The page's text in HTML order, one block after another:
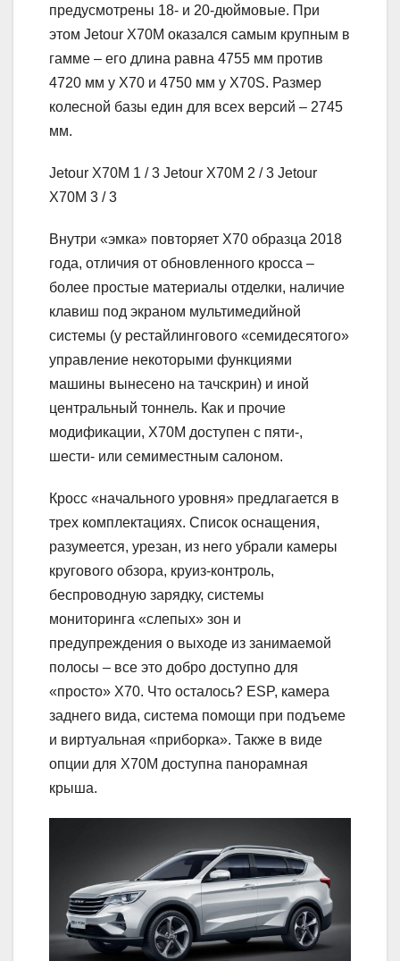
предусмотрены 18- и 20-дюймовые. При
этом Jetour X70M оказался самым крупным в
гамме – его длина равна 4755 мм против
4720 мм у X70 и 4750 мм у X70S. Размер
колесной базы един для всех версий – 2745
мм.
Jetour X70M 1 / 3 Jetour X70M 2 / 3 Jetour
X70M 3 / 3
Внутри «эмка» повторяет X70 образца 2018
года, отличия от обновленного кросса –
более простые материалы отделки, наличие
клавиш под экраном мультимедийной
системы (у рестайлингового «семидесятого»
управление некоторыми функциями
машины вынесено на тачскрин) и иной
центральный тоннель. Как и прочие
модификации, X70M доступен с пяти-,
шести- или семиместным салоном.
Кросс «начального уровня» предлагается в
трех комплектациях. Список оснащения,
разумеется, урезан, из него убрали камеры
кругового обзора, круиз-контроль,
беспроводную зарядку, системы
мониторинга «слепых» зон и
предупреждения о выходе из занимаемой
полосы – все это добро доступно для
«просто» X70. Что осталось? ESP, камера
заднего вида, система помощи при подъеме
и виртуальная «приборка». Также в виде
опции для X70M доступна панорамная
крыша.